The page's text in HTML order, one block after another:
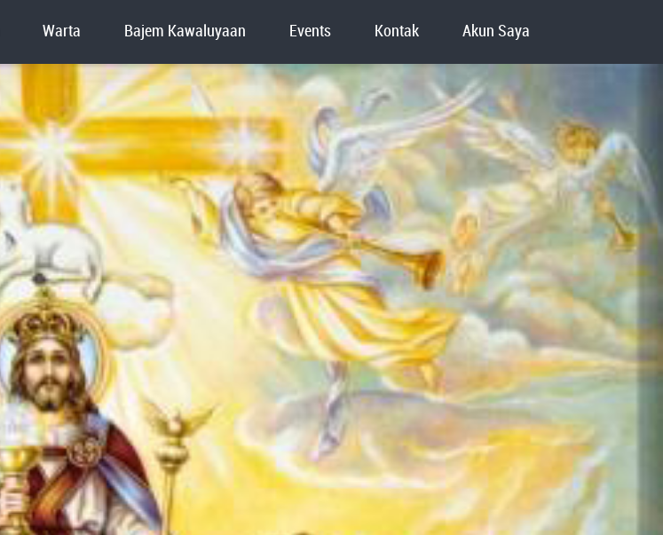
Warta Bajem Kawaluyaan Events Kontak Akun Saya